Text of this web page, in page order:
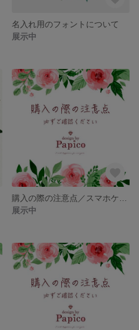
名入れ用のフォントについて
展示中
展示中